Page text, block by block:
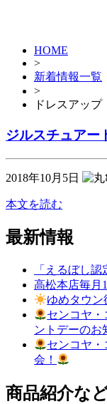
HOME
>
新着情報一覧
>
ドレスアップ
ジルスチュアー
2018年10月5日
本文を読む
最新情報
「えるぼし
高松本店毎月
ゆめタウン
センコヤ・
ントデーのお
センコヤ・
会！
商品紹介な